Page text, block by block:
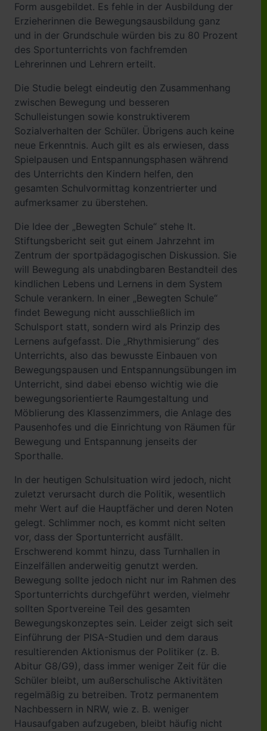
Form ausgebildet. Es fehle in der Ausbildung der
Erzieherinnen die Bewegungsausbildung ganz
und in der Grundschule würden bis zu 80 Prozent
des Sportunterrichts von fachfremden
Lehrerinnen und Lehrern erteilt.
Die Studie belegt eindeutig den Zusammenhang
zwischen Bewegung und besseren
Schulleistungen sowie konstruktiverem
Sozialverhalten der Schüler. Übrigens auch keine
neue Erkenntnis. Auch gilt es als erwiesen, dass
Spielpausen und Entspannungsphasen während
des Unterrichts den Kindern helfen, den
gesamten Schulvormittag konzentrierter und
aufmerksamer zu überstehen.
Die Idee der „Bewegten Schule“ stehe lt.
Stiftungsbericht seit gut einem Jahrzehnt im
Zentrum der sportpädagogischen Diskussion. Sie
will Bewegung als unabdingbaren Bestandteil des
kindlichen Lebens und Lernens in dem System
Schule verankern. In einer „Bewegten Schule“
findet Bewegung nicht ausschließlich im
Schulsport statt, sondern wird als Prinzip des
Lernens aufgefasst. Die „Rhythmisierung“ des
Unterrichts, also das bewusste Einbauen von
Bewegungspausen und Entspannungsübungen im
Unterricht, sind dabei ebenso wichtig wie die
bewegungsorientierte Raumgestaltung und
Möblierung des Klassenzimmers, die Anlage des
Pausenhofes und die Einrichtung von Räumen für
Bewegung und Entspannung jenseits der
Sporthalle.
In der heutigen Schulsituation wird jedoch, nicht
zuletzt verursacht durch die Politik, wesentlich
mehr Wert auf die Hauptfächer und deren Noten
gelegt. Schlimmer noch, es kommt nicht selten
vor, dass der Sportunterricht ausfällt.
Erschwerend kommt hinzu, dass Turnhallen in
Einzelfällen anderweitig genutzt werden.
Bewegung sollte jedoch nicht nur im Rahmen des
Sportunterrichts durchgeführt werden, vielmehr
sollten Sportvereine Teil des gesamten
Bewegungskonzeptes sein. Leider zeigt sich seit
Einführung der PISA-Studien und dem daraus
resultierenden Aktionismus der Politiker (z. B.
Abitur G8/G9), dass immer weniger Zeit für die
Schüler bleibt, um außerschulische Aktivitäten
regelmäßig zu betreiben. Trotz permanentem
Nachbessern in NRW, wie z. B. weniger
Hausaufgaben aufzugeben, bleibt häufig nicht